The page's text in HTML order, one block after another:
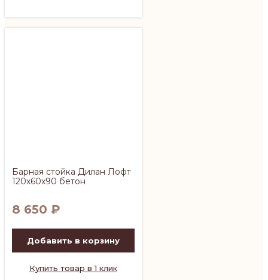
Барная стойка Дилан Лофт
120х60х90 бетон
8 650 ₽
Добавить в корзину
Купить товар в 1 клик